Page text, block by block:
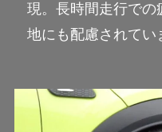
現。長時間走行で
地にも配慮されてい